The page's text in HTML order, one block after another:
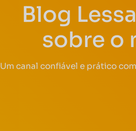
Blog
sobre o
Um canal confiável e prático